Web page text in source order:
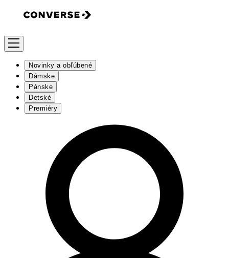
Novinky a obľúbené
Dámske
Pánske
Detské
Premiéry